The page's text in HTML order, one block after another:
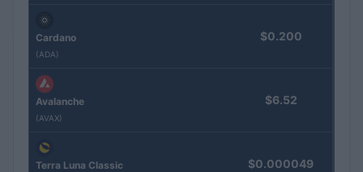
Cardano
(ADA)
$0.200
Avalanche
(AVAX)
$6.52
Terra Luna Classic $0.000049